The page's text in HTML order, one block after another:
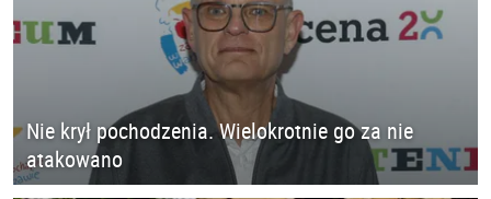
Nie krył pochodzenia. Wielokrotnie go za nie
atakowano